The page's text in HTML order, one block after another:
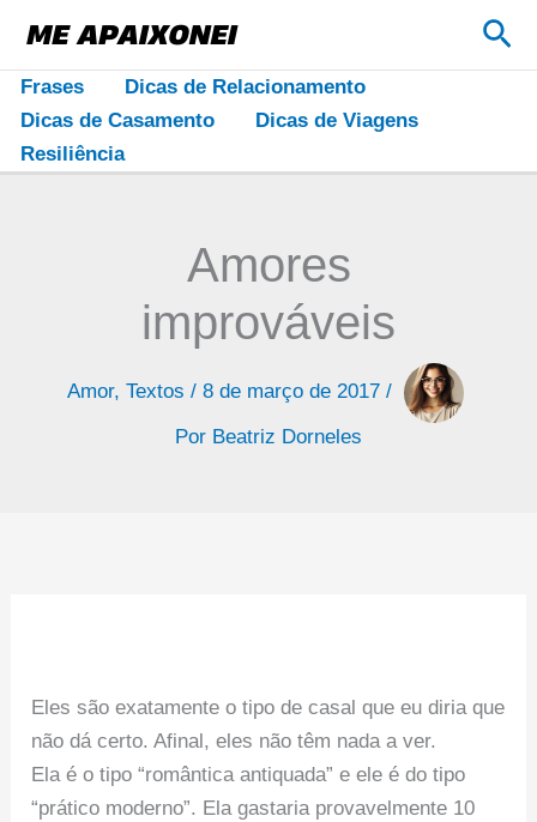
para
conteúdo
Frases
Dicas de Relacionamento
Dicas de Casamento
Dicas de Viagens
Resiliência
Amores
improváveis
Amor, Textos / 8 de março de 2017 /
Por Beatriz Dorneles
Eles são exatamente o tipo de casal que eu diria que
não dá certo. Afinal, eles não têm nada a ver.
Ela é o tipo “romântica antiquada” e ele é do tipo
“prático moderno”. Ela gastaria provavelmente 10